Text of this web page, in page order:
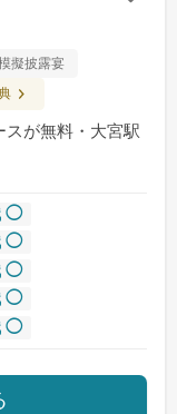
擬披露宴
スが無料・大宮駅
◯
◯
◯
◯
◯